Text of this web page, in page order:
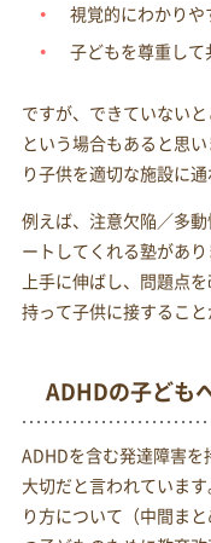
視覚的にわかりや
子どもを尊重して
ですが、できていない
という場合もあると思
り子供を適切な施設に
例えば、注意欠陥／多
ートしてくれる塾があ
上手に伸ばし、問題点
持って子供に接すること
ADHDの子ども
ADHDを含む発達障害
大切だと言われていま
り方について（中間ま